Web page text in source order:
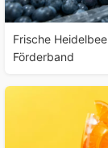
Frische
Förderband